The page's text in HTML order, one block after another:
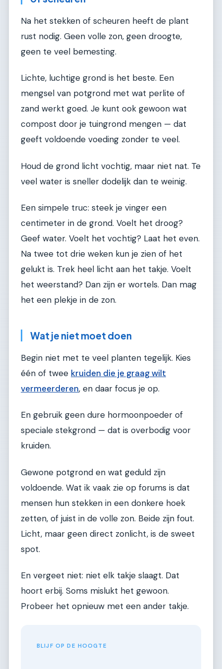
Na het stekken of scheuren heeft de plant
rust nodig. Geen volle zon, geen droogte,
geen te veel bemesting.
Lichte, luchtige grond is het beste. Een
mengsel van potgrond met wat perlite of
zand werkt goed. Je kunt ook gewoon wat
compost door je tuingrond mengen — dat
geeft voldoende voeding zonder te veel.
Houd de grond licht vochtig, maar niet nat. Te
veel water is sneller dodelijk dan te weinig.
Een simpele truc: steek je vinger een
centimeter in de grond. Voelt het droog?
Geef water. Voelt het vochtig? Laat het even.
Na twee tot drie weken kun je zien of het
gelukt is. Trek heel licht aan het takje. Voelt
het weerstand? Dan zijn er wortels. Dan mag
het een plekje in de zon.
Wat je niet moet doen
Begin niet met te veel planten tegelijk. Kies
één of twee kruiden die je graag wilt
vermeerderen, en daar focus je op.
En gebruik geen dure hormoonpoeder of
speciale stekgrond — dat is overbodig voor
kruiden.
Gewone potgrond en wat geduld zijn
voldoende. Wat ik vaak zie op forums is dat
mensen hun stekken in een donkere hoek
zetten, of juist in de volle zon. Beide zijn fout.
Licht, maar geen direct zonlicht, is de sweet
spot.
En vergeet niet: niet elk takje slaagt. Dat
hoort erbij. Soms mislukt het gewoon.
Probeer het opnieuw met een ander takje.
BLIJF OP DE HOOGTE